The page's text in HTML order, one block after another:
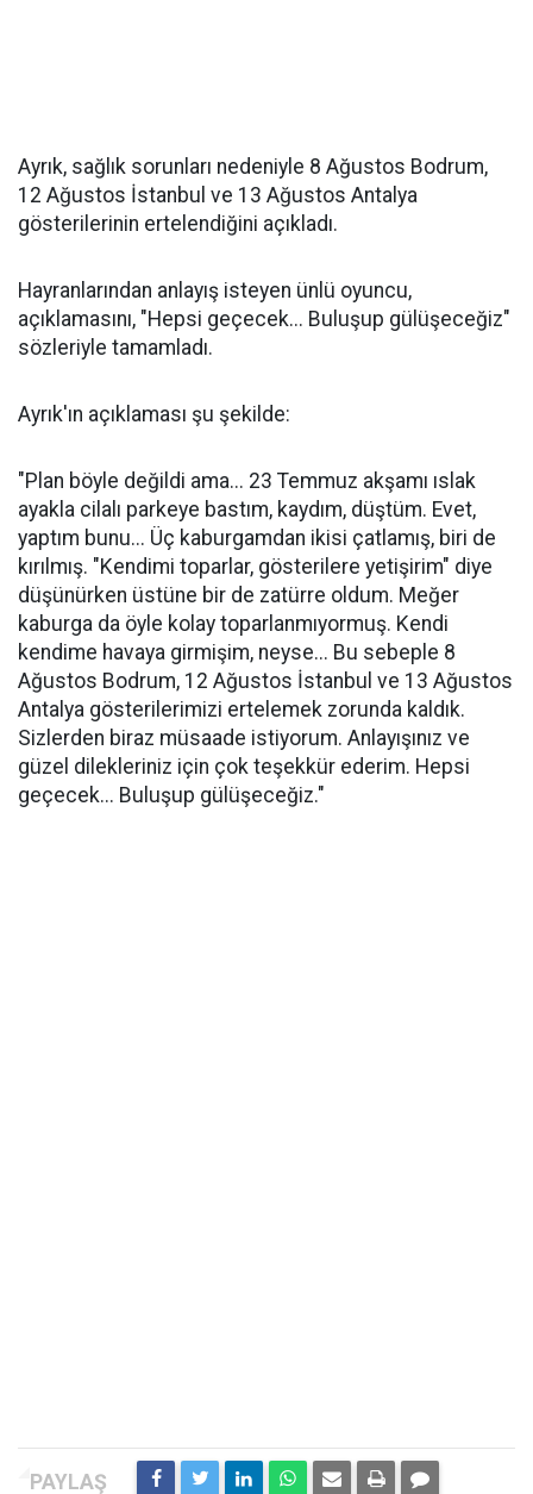
Ayrık, sağlık sorunları nedeniyle 8 Ağustos Bodrum,
12 Ağustos İstanbul ve 13 Ağustos Antalya
gösterilerinin ertelendiğini açıkladı.
Hayranlarından anlayış isteyen ünlü oyuncu,
açıklamasını, "Hepsi geçecek... Buluşup gülüşeceğiz"
sözleriyle tamamladı.
Ayrık'ın açıklaması şu şekilde:
"Plan böyle değildi ama... 23 Temmuz akşamı ıslak
ayakla cilalı parkeye bastım, kaydım, düştüm. Evet,
yaptım bunu... Üç kaburgamdan ikisi çatlamış, biri de
kırılmış. "Kendimi toparlar, gösterilere yetişirim" diye
düşünürken üstüne bir de zatürre oldum. Meğer
kaburga da öyle kolay toparlanmıyormuş. Kendi
kendime havaya girmişim, neyse... Bu sebeple 8
Ağustos Bodrum, 12 Ağustos İstanbul ve 13 Ağustos
Antalya gösterilerimizi ertelemek zorunda kaldık.
Sizlerden biraz müsaade istiyorum. Anlayışınız ve
güzel dilekleriniz için çok teşekkür ederim. Hepsi
geçecek... Buluşup gülüşeceğiz."